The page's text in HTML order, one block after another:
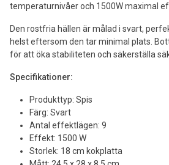
temperaturnivåer och 1500W maximal
Den rostfria hällen är målad i svart,
helst eftersom den tar minimal plats.
för att öka stabiliteten och säkerställa
Specifikationer:
Produkttyp: Spis
Färg: Svart
Antal effektlägen: 9
Effekt: 1500 W
Storlek: 18 cm kokplatta